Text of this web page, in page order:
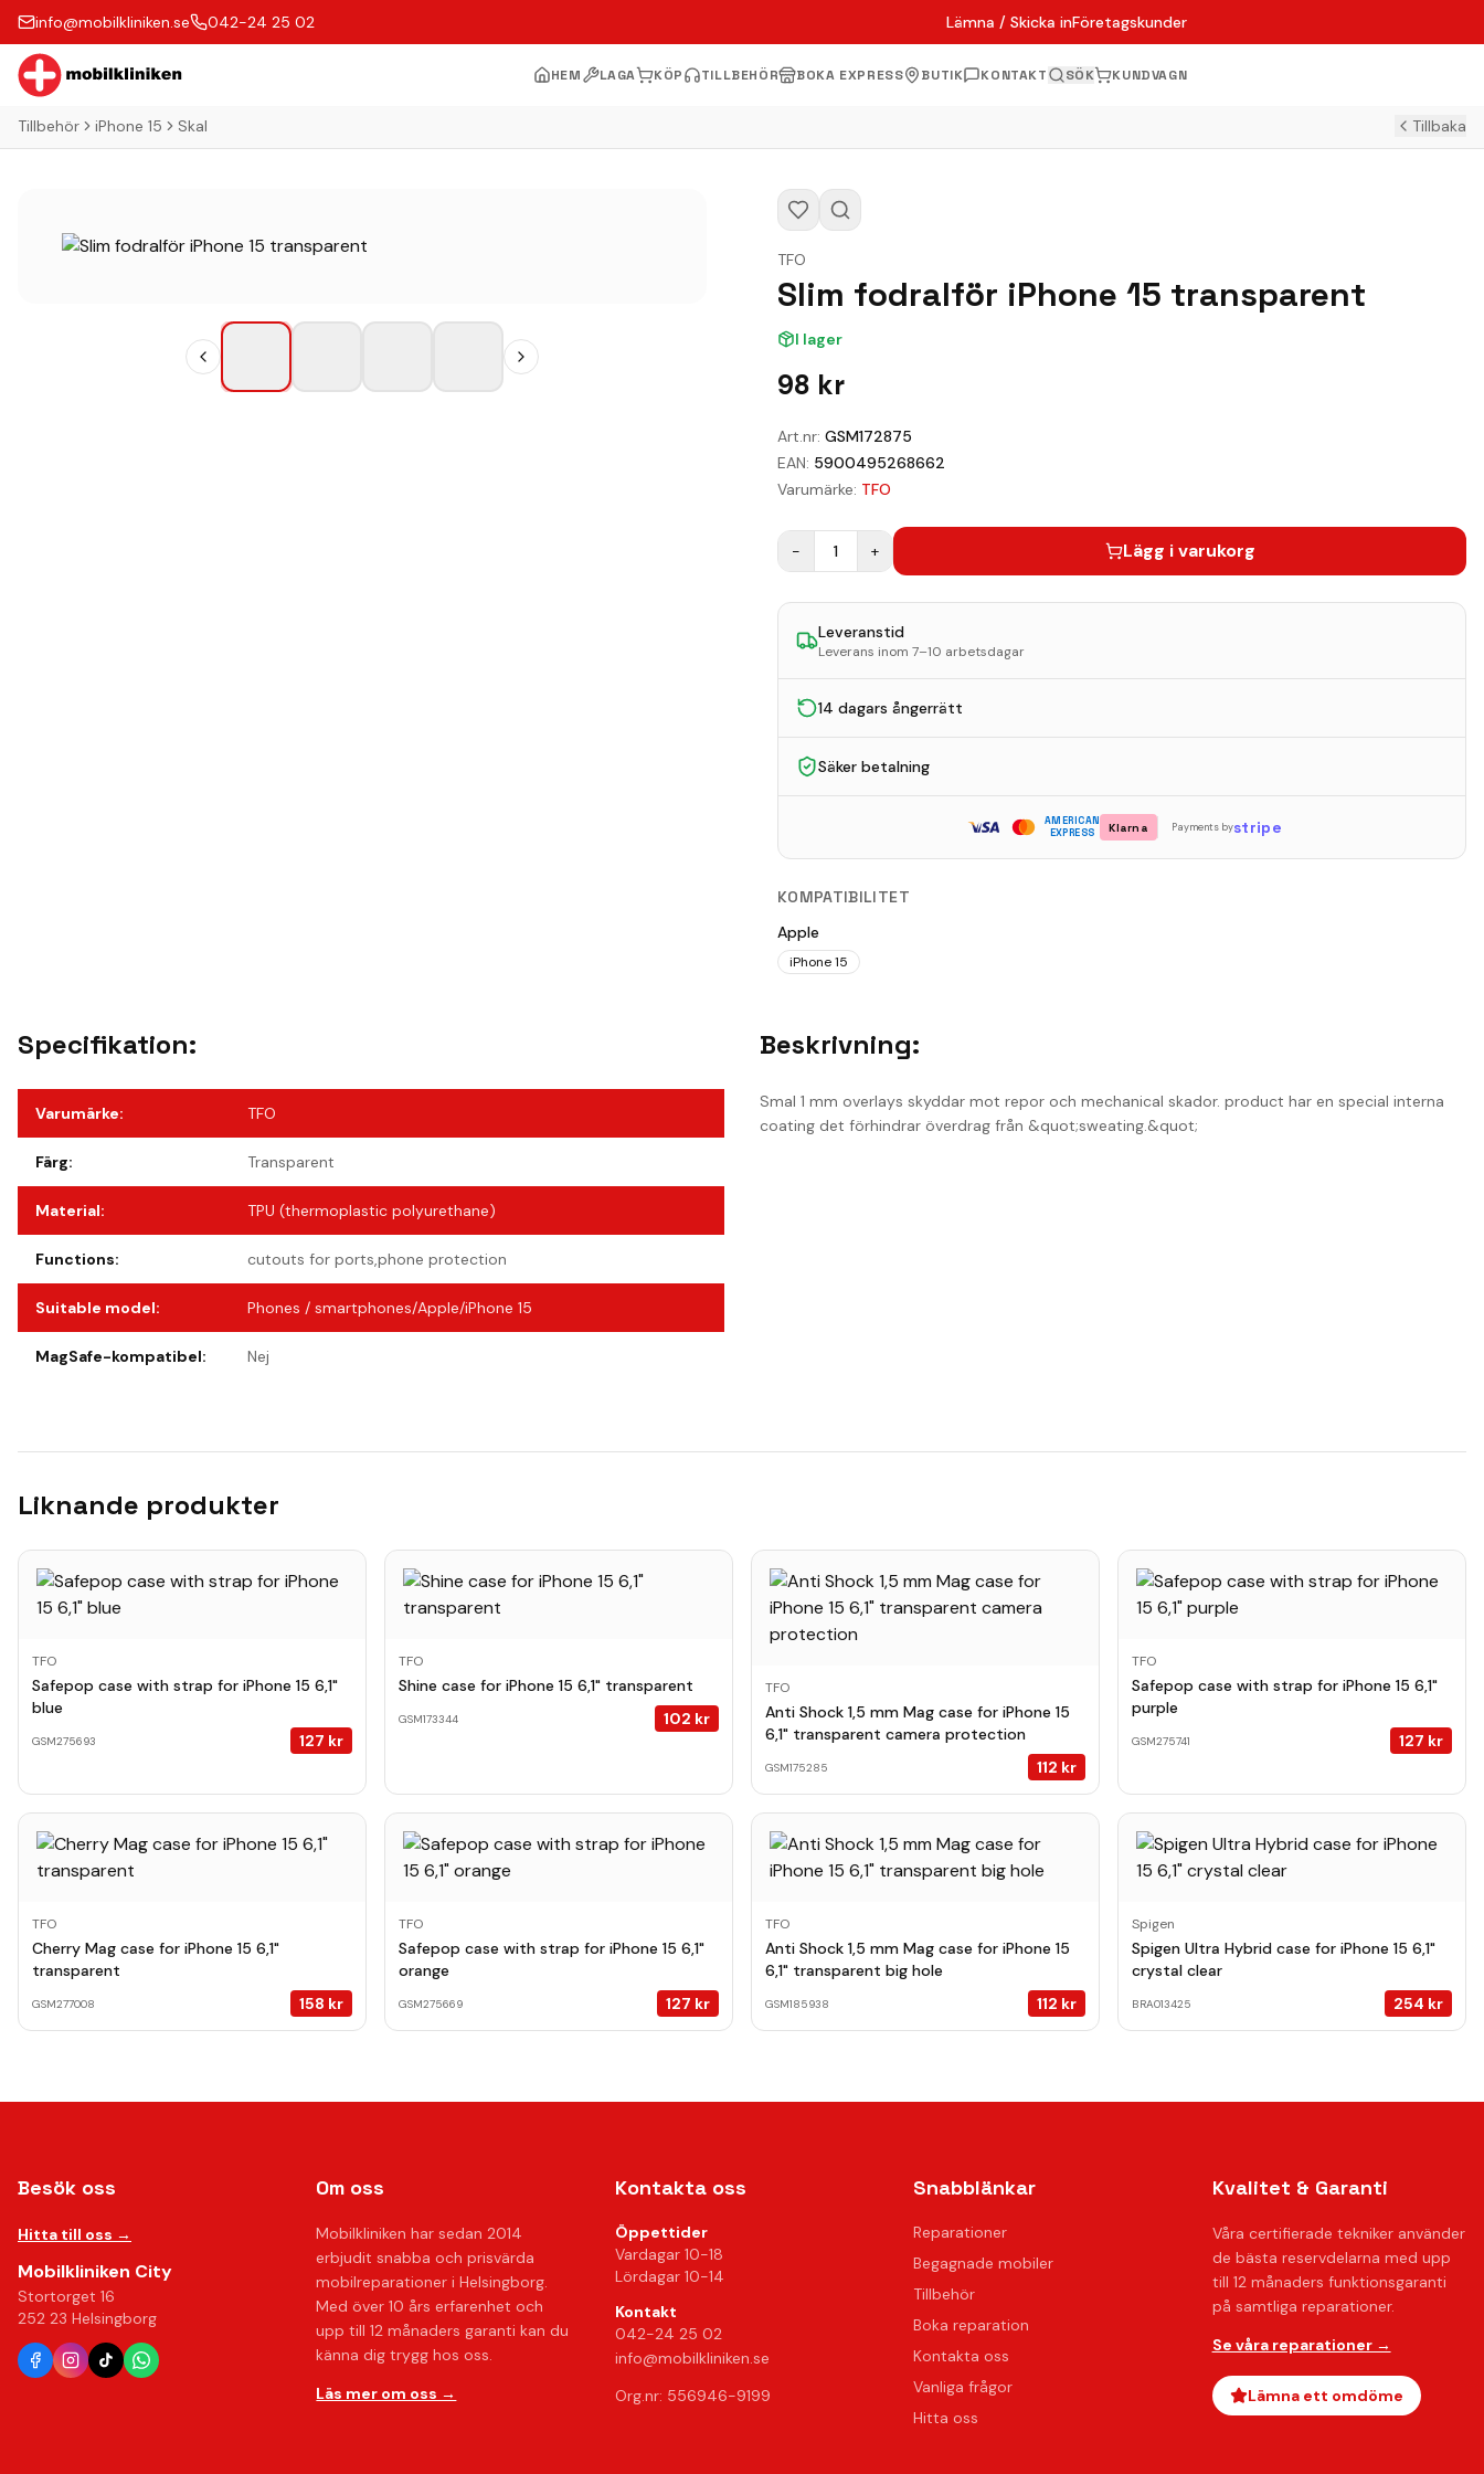
info@mobilkliniken.se 042-24 25 02 Lämna / Skicka inFöretagskunder
HEM LAGA KÖP TILLBEHÖR BOKA EXPRESS BUTIK KONTAKT SÖK KUNDVAGN
Tillbehör iPhone 15 Skal Tillbaka
TFO
Slim fodralför iPhone 15 transparent
I lager
98 kr
Art.nr: GSM172875
EAN: 5900495268662
Varumärke: TFO
− 1 + Lägg i varukorg
Leveranstid
Leverans inom 7–10 arbetsdagar
14 dagars ångerrätt
Säker betalning
AMERICAN
EXPRESS
Klarna Payments bystripe
KOMPATIBILITET
Apple
iPhone 15
Specifikation:
Varumärke: TFO
Färg: Transparent
Material: TPU (thermoplastic polyurethane)
Functions: cutouts for ports,phone protection
Suitable model: Phones / smartphones/Apple/iPhone 15
MagSafe-kompatibel: Nej
Beskrivning:
Smal 1 mm overlays skyddar mot repor och mechanical skador. product har en special interna
coating det förhindrar överdrag från &quot;sweating.&quot;
Liknande produkter
TFO
Safepop case with strap for iPhone 15 6,1"
blue
GSM275693 127 kr
TFO
Shine case for iPhone 15 6,1" transparent
GSM173344 102 kr
TFO
Anti Shock 1,5 mm Mag case for iPhone 15
6,1" transparent camera protection
GSM175285 112 kr
TFO
Safepop case with strap for iPhone 15 6,1"
purple
GSM275741 127 kr
TFO
Cherry Mag case for iPhone 15 6,1"
transparent
GSM277008 158 kr
TFO
Safepop case with strap for iPhone 15 6,1"
orange
GSM275669 127 kr
TFO
Anti Shock 1,5 mm Mag case for iPhone 15
6,1" transparent big hole
GSM185938 112 kr
Spigen
Spigen Ultra Hybrid case for iPhone 15 6,1"
crystal clear
BRA013425 254 kr
Besök oss
Hitta till oss →
Mobilkliniken City
Stortorget 16
252 23 Helsingborg
Om oss
Mobilkliniken har sedan 2014
erbjudit snabba och prisvärda
mobilreparationer i Helsingborg.
Med över 10 års erfarenhet och
upp till 12 månaders garanti kan du
känna dig trygg hos oss.
Läs mer om oss →
Kontakta oss
Öppettider
Vardagar 10-18
Lördagar 10-14
Kontakt
042-24 25 02
info@mobilkliniken.se
Org.nr: 556946-9199
Snabblänkar
Reparationer
Begagnade mobiler
Tillbehör
Boka reparation
Kontakta oss
Vanliga frågor
Hitta oss
Kvalitet & Garanti
Våra certifierade tekniker använder
de bästa reservdelarna med upp
till 12 månaders funktionsgaranti
på samtliga reparationer.
Se våra reparationer →
Lämna ett omdöme